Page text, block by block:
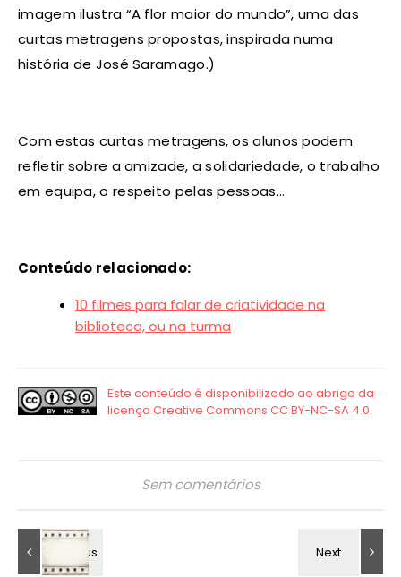
imagem ilustra “A flor maior do mundo”, uma das
curtas metragens propostas, inspirada numa
história de José Saramago.)
Com estas curtas metragens, os alunos podem
refletir sobre a amizade, a solidariedade, o trabalho
em equipa, o respeito pelas pessoas…
Conteúdo relacionado:
10 filmes para falar de criatividade na
biblioteca, ou na turma
Sem comentários